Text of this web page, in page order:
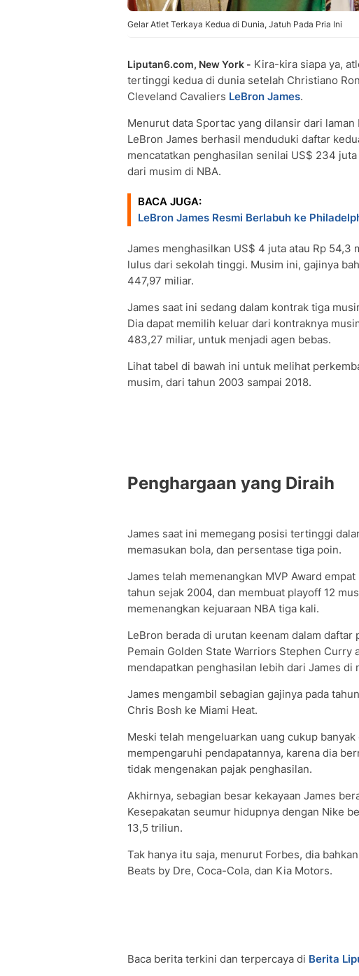
Gelar Atlet Terkaya Kedua di Dunia, Jatuh Pada Pria Ini
Liputan6.com, New York - Kira-kira siapa ya,
tertinggi kedua di dunia setelah Christiano
Cleveland Cavaliers LeBron James.
Menurut data Sportac yang dilansir dari
LeBron James berhasil menduduki daftar
mencatatkan penghasilan senilai US$ 234
dari musim di NBA.
BACA JUGA:
LeBron James Resmi Berlabuh ke
James menghasilkan US$ 4 juta atau Rp 54,3
lulus dari sekolah tinggi. Musim ini, gajinya
447,97 miliar.
James saat ini sedang dalam kontrak tiga
Dia dapat memilih keluar dari kontraknya
483,27 miliar, untuk menjadi agen bebas.
Lihat tabel di bawah ini untuk melihat
musim, dari tahun 2003 sampai 2018.
Penghargaan yang Diraih
James saat ini memegang posisi tertinggi
memasukan bola, dan persentase tiga poin.
James telah memenangkan MVP Award
tahun sejak 2004, dan membuat playoff 12
memenangkan kejuaraan NBA tiga kali.
LeBron berada di urutan keenam dalam
Pemain Golden State Warriors Stephen Curry
mendapatkan penghasilan lebih dari James di
James mengambil sebagian gajinya pada
Chris Bosh ke Miami Heat.
Meski telah mengeluarkan uang cukup
mempengaruhi pendapatannya, karena dia
tidak mengenakan pajak penghasilan.
Akhirnya, sebagian besar kekayaan James
Kesepakatan seumur hidupnya dengan Nike
13,5 triliun.
Tak hanya itu saja, menurut Forbes, dia
Beats by Dre, Coca-Cola, dan Kia Motors.
Baca berita terkini dan terpercaya di Berita